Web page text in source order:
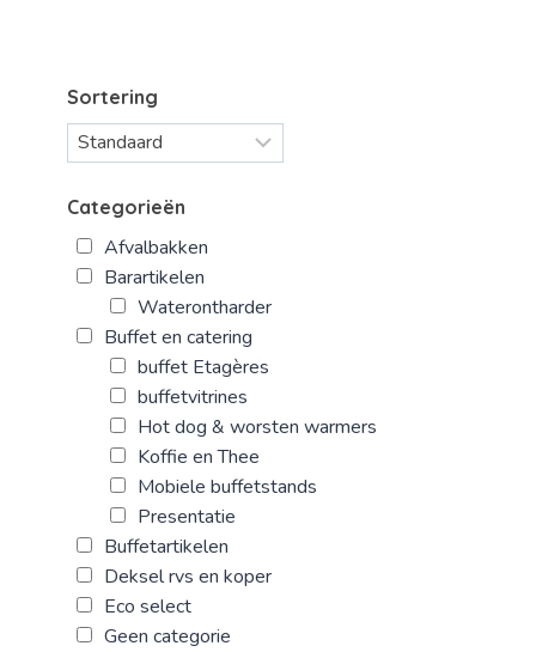
Sortering
Categorieën
Afvalbakken
Barartikelen
Waterontharder
Buffet en catering
buffet Etagères
buffetvitrines
Hot dog & worsten warmers
Koffie en Thee
Mobiele buffetstands
Presentatie
Buffetartikelen
Deksel rvs en koper
Eco select
Geen categorie